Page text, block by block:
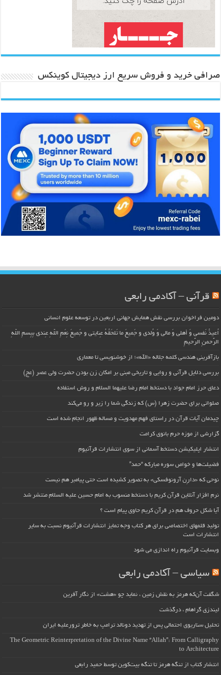
صرافی خرید و فروش سریع ارز دیجیتال کوینکس
قرآنی – آکادمی رابعی
دومین فراخوان بررسی نقش همایش جهانی اربعین در توسعه علوم انسانی
اُعیذُ نَفسی وَ أهلی وَ مالی وَ وُلدی و جَمیعَ ما تَلحَقُهُ عِنایتی و جَمیعَ نِعَمِ اللّهِ عِندی بِبِسمِ اللّهِ
الرَّحمنِ الرَّحیمِ
بازآفرینی هندسی کلمه جلاله «الله»؛ از خوشنویسی تا معماری
بررسی دلایل قرآنی و روایی و تاریخی مبنی بر امکان زن بودن حضرت ولی عصر (عج)
دعای حرز امام جواد با دستخط امام رضا علیهما السلام و روش استفاده
صلواتی برای حضرت زهرا (س) که زندگی شما را زیر و رو می‌کند
چیدمان آیات قرآن در راستای فهم مهدویت و مساله ظهور انجام شده است
گزارشی از موزه حرم بانوی کرامت
انتشار اپلیکیشن دستخط آسمانی از سوی انتشارات قرآنیوم
فضیلت‌ها و خواص سوره مبارکه “حمد”
نوحی که «دارِن آرونوفسکی» به تصویر کشیده است حتی پیامبر هم نیست
نرم افزار آنلاین قرآن کریم با دستخط منسوب به امام حسین علیه السلام منتشر شد
آیا شکل حروف هم در قرآن کریم حاوی پیام است ؟
تولید قلمهای اختصاصی برای هر کتاب وجه تمایز انتشارات قرآنیوم نسبت به سایر
انتشارات است
وبسایت قرآنیوم راه اندازی می شود
سیاسی – آکادمی رابعی
شگفت آن‌که هرمز به نقش زمین ، نماید چو «هشت» از نگار آفرین
لیندزی گراهام ، درگذشت
تحلیل سناریوی احتمالی پس از تهدید دونالد ترامپ به خاطر ترورعلیه ایران
The Geometric Reinterpretation of the Divine Name “Allah”: From Calligraphy
to Architecture
انتشار کتاب از تنگه هرمز تا تنگه بیت‌کوین توسط حمید رابعی